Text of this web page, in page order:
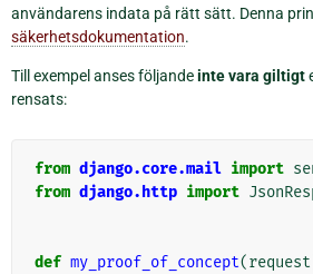
användarens indata på rätt sätt. Denna
säkerhetsdokumentation.
Till exempel anses följandeinte vara giltigt
rensats:
from django.core.mail import
from django.http import
def my_proof_of_concept(request